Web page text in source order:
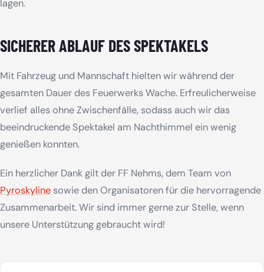
lagen.
SICHERER ABLAUF DES SPEKTAKELS
Mit Fahrzeug und Mannschaft hielten wir während der
gesamten Dauer des Feuerwerks Wache. Erfreulicherweise
verlief alles ohne Zwischenfälle, sodass auch wir das
beeindruckende Spektakel am Nachthimmel ein wenig
genießen konnten.
Ein herzlicher Dank gilt der FF Nehms, dem Team von
Pyroskyline sowie den Organisatoren für die hervorragende
Zusammenarbeit. Wir sind immer gerne zur Stelle, wenn
unsere Unterstützung gebraucht wird!